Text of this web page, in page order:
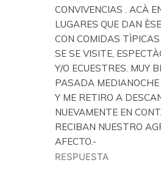
CONVIVENCIAS . ACÀ
LUGARES QUE DAN
CON COMIDAS
SE SE VISITE,
Y/O ECUESTRES. MUY
PASADA
Y ME RETIRO A
NUEVAMENTE EN
RECIBAN NUESTRO
AFECTO.-
RESPUESTA